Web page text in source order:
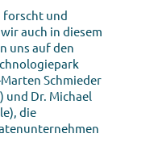
forscht und
auch in diesem
uns auf den
Schmieder
und Dr. Michael
die